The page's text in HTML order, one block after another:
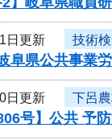
日更新 技術
阜県公共事業
日更新 下呂
号】公共